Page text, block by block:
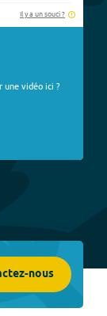
Il y a un souci ?
une vidéo ici ?
nous